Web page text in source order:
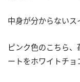
中身が分からない
ピンク色のこちら
ートをホワイトチョ